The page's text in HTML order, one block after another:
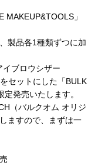
」
製品各1種類ずつに加
イブロウシザー
セットにした「BULK
発売いたします。
（バルクオム オリジ
ますので、まずは一